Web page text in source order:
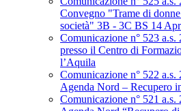
Convegno "Trame di
società" 3B - 3C BS 14
Comunicazione n° 523
presso il Centro di
l’Aquila
Comunicazione n° 522
Agenda Nord – Recupero
Comunicazione n° 521